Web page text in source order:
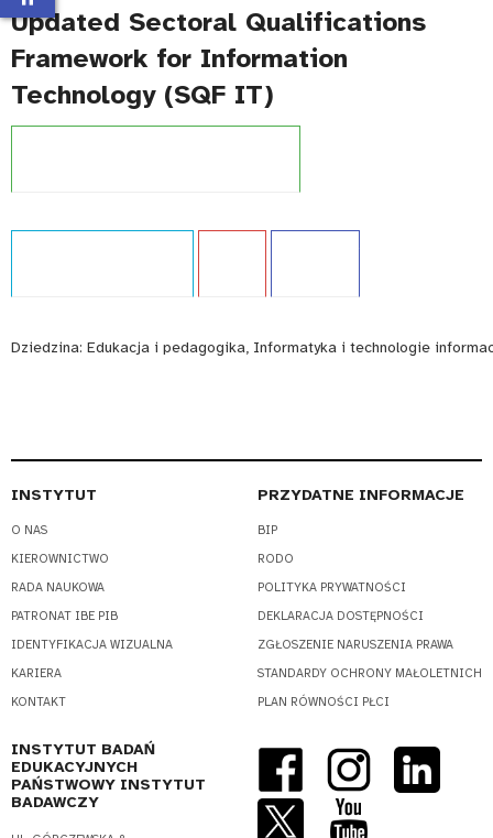
Updated Sectoral Qualifications
Framework for Information
Technology (SQF IT)
Dziedzina: Edukacja i pedagogika, Informatyka i technologie
INSTYTUT
O NAS
KIEROWNICTWO
RADA NAUKOWA
PATRONAT IBE PIB
IDENTYFIKACJA WIZUALNA
KARIERA
KONTAKT
PRZYDATNE INFORMACJE
BIP
RODO
POLITYKA PRYWATNOŚCI
DEKLARACJA DOSTĘPNOŚCI
ZGŁOSZENIE NARUSZENIA PRAWA
STANDARDY OCHRONY MAŁOLETNICH
PLAN RÓWNOŚCI PŁCI
INSTYTUT BADAŃ
EDUKACYJNYCH
PAŃSTWOWY INSTYTUT
BADAWCZY